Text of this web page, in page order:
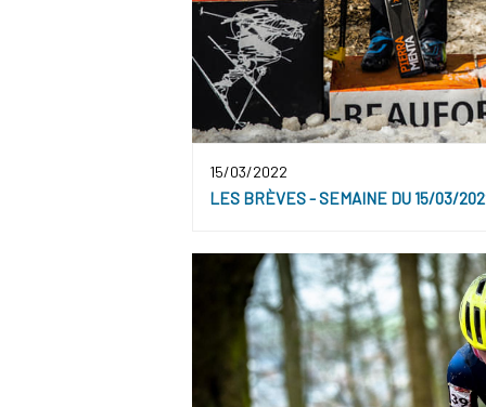
15/03/2022
LES BRÈVES - SEMAINE DU 15/03/